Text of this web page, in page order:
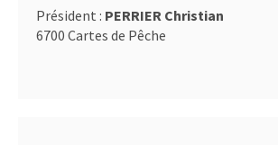
Président : PERRIER Christian
6700 Cartes de Pêche